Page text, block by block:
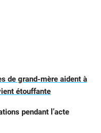
de grand-mère aident à
étouffante
pendant l’acte